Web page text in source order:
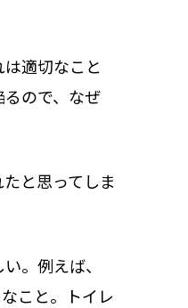
適切なこと
ので、なぜ
と思ってしま
。例えば、
こと。トイレ